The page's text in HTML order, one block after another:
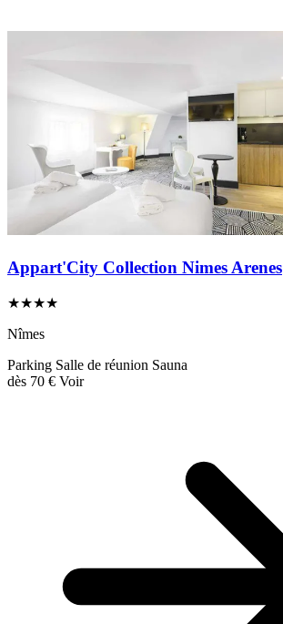
Appart'City Collection Nimes Arenes
★★★★
Nîmes
Parking Salle de réunion Sauna
dès 70 € Voir